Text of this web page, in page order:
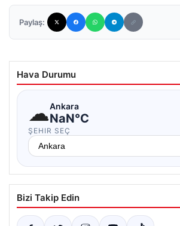
Paylaş:
Hava Durumu
☁Ankara
NaN°C
ŞEHIR SEÇ
Bizi Takip Edin